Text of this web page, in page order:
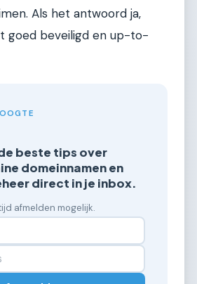
Als het antwoord ja,
goed beveiligd en up-to-
beste tips over
domeinnamen en
direct in je inbox.
afmelden mogelijk.